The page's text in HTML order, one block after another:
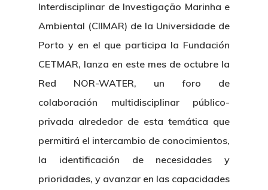
Interdisciplinar de Investigação Marinha e
Ambiental (CIIMAR) de la Universidade de
Porto y en el que participa la Fundación
CETMAR, lanza en este mes de octubre la
Red NOR-WATER, un foro de
colaboración multidisciplinar público-
privada alrededor de esta temática que
permitirá el intercambio de conocimientos,
la identificación de necesidades y
prioridades, y avanzar en las capacidades